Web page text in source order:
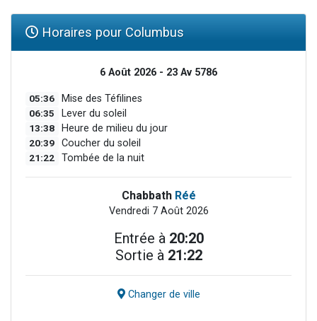
Horaires pour Columbus
6 Août 2026 - 23 Av 5786
05:36 Mise des Téfilines
06:35 Lever du soleil
13:38 Heure de milieu du jour
20:39 Coucher du soleil
21:22 Tombée de la nuit
Chabbath Réé
Vendredi 7 Août 2026
Entrée à 20:20
Sortie à 21:22
Changer de ville